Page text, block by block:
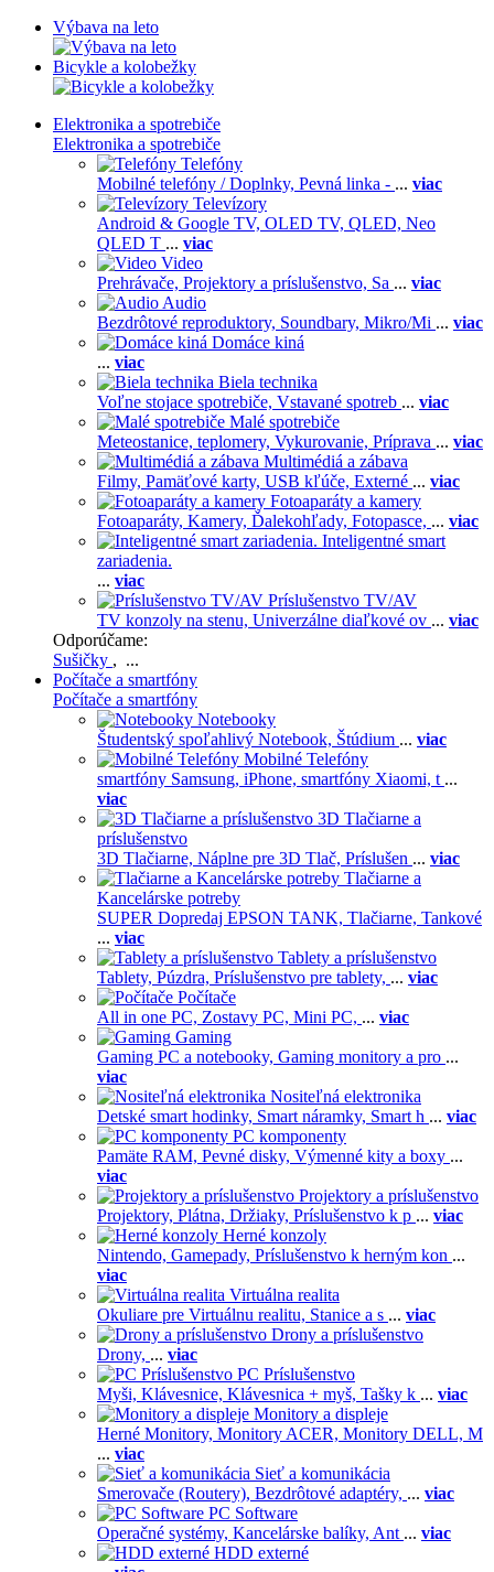
Výbava na leto
Bicykle a kolobežky
Elektronika a spotrebiče
Elektronika a spotrebiče
Telefóny
Mobilné telefóny / Doplnky, Pevná linka - ... viac
Televízory
Android & Google TV, OLED TV, QLED, Neo
QLED T ... viac
Video
Prehrávače, Projektory a príslušenstvo, Sa ... viac
Audio
Bezdrôtové reproduktory, Soundbary, Mikro/Mi ... viac
Domáce kiná
... viac
Biela technika
Voľne stojace spotrebiče, Vstavané spotreb ... viac
Malé spotrebiče
Meteostanice, teplomery, Vykurovanie, Príprava ... viac
Multimédiá a zábava
Filmy, Pamäťové karty, USB kľúče, Externé ... viac
Fotoaparáty a kamery
Fotoaparáty, Kamery, Ďalekohľady, Fotopasce, ... viac
Inteligentné smart
zariadenia.
... viac
Príslušenstvo TV/AV
TV konzoly na stenu, Univerzálne diaľkové ov ... viac
Odporúčame:
Sušičky , ...
Počítače a smartfóny
Počítače a smartfóny
Notebooky
Študentský spoľahlivý Notebook, Štúdium ... viac
Mobilné Telefóny
smartfóny Samsung, iPhone, smartfóny Xiaomi, t ...
viac
3D Tlačiarne a
príslušenstvo
3D Tlačiarne, Náplne pre 3D Tlač, Príslušen ... viac
Tlačiarne a
Kancelárske potreby
SUPER Dopredaj EPSON TANK, Tlačiarne, Tankové
... viac
Tablety a príslušenstvo
Tablety, Púzdra, Príslušenstvo pre tablety, ... viac
Počítače
All in one PC, Zostavy PC, Mini PC, ... viac
Gaming
Gaming PC a notebooky, Gaming monitory a pro ...
viac
Nositeľná elektronika
Detské smart hodinky, Smart náramky, Smart h ... viac
PC komponenty
Pamäte RAM, Pevné disky, Výmenné kity a boxy ...
viac
Projektory a príslušenstvo
Projektory, Plátna, Držiaky, Príslušenstvo k p ... viac
Herné konzoly
Nintendo, Gamepady, Príslušenstvo k herným kon ...
viac
Virtuálna realita
Okuliare pre Virtuálnu realitu, Stanice a s ... viac
Drony a príslušenstvo
Drony, ... viac
PC Príslušenstvo
Myši, Klávesnice, Klávesnica + myš, Tašky k ... viac
Monitory a displeje
Herné Monitory, Monitory ACER, Monitory DELL, M
... viac
Sieť a komunikácia
Smerovače (Routery), Bezdrôtové adaptéry, ... viac
PC Software
Operačné systémy, Kancelárske balíky, Ant ... viac
HDD externé